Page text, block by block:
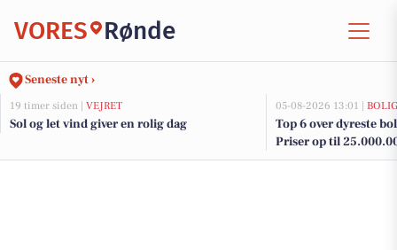
VORES Rønde
Seneste nyt ›
19 timer siden | VEJRET
Sol og let vind giver en rolig dag
05-08-2026 13:01 |
Top 6 over dyreste
Priser op til